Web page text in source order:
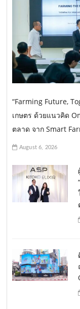
“Farming Future,
เกษตร ด้วยแนวคิด
ตลาด จาก Smart
August 6, 2026